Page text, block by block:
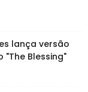
lança versão
Blessing"